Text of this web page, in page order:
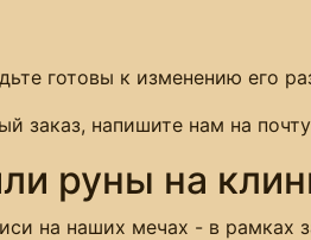
готовы к изменению его
заказ, напишите нам на почту
руны на
на наших мечах - в рамках